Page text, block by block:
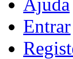
Entrar